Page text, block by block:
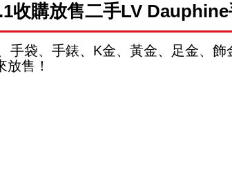
收購放售二手LV Dauphine
手袋、手錶、K金、黃金、足金、飾
售！